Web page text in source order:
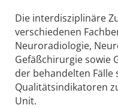
Die interdisziplinäre
verschiedenen
Neuroradiologie,
Gefäßchirurgie sowie
der behandelten Fälle
Qualitätsindikatoren
Unit.